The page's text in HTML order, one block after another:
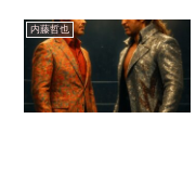
内藤哲也